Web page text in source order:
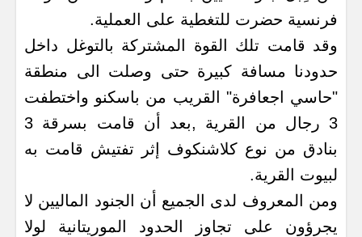
فرنسية حضرت للتغطية على العملية.
وقد قامت تلك القوة المشتركة بالتوغل داخل
حدودنا مسافة كبيرة حتى وصلت الى منطقة
"حاسي اجعافرة" القريب من باسكنو واختطفت
3 رجال من القرية ,بعد أن قامت بسرقة 3
بنادق من نوع كلاشنكوف إثر تفتيش قامت به
لبيوت القرية.
ومن المعروف لدى الجميع أن الجنود الماليين لا
يجرؤون على تجاوز الحدود الموريتانية لولا